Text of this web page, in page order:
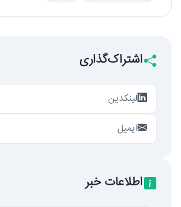
اشتراک‌گذاری
لینکدین
ایمیل
اطلاعات خبر